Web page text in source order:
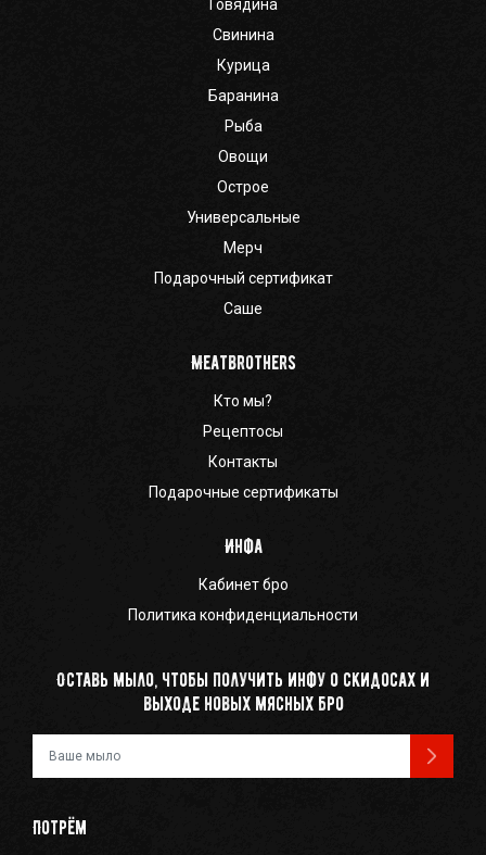
Говядина
Свинина
Курица
Баранина
Рыба
Овощи
Острое
Универсальные
Мерч
Подарочный сертификат
Саше
Meatbrothers
Кто мы?
Рецептосы
Контакты
Подарочные сертификаты
Инфа
Кабинет бро
Политика конфиденциальности
Оставь мыло, чтобы получить инфу о скидосах и
выходе новых мясных бро
Потрём